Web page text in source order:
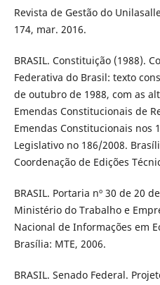
Revista de Gestão do
174, mar. 2016.
BRASIL. Constituição (1988).
Federativa do Brasil: texto
de outubro de 1988, com as
Emendas Constitucionais de
Emendas Constitucionais nos
Legislativo no 186/2008.
Coordenação de Edições
BRASIL. Portaria nº 30 de 20
Ministério do Trabalho e
Nacional de Informações em
Brasília: MTE, 2006.
BRASIL. Senado Federal.